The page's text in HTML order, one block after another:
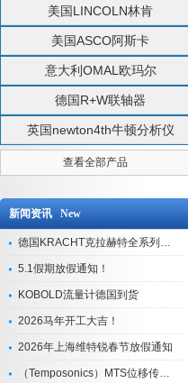
美国LINCOLN林肯
美国ASCO阿斯卡
意大利OMAL欧玛尔
德国R+W联轴器
英国newton4th牛顿分析仪
查看全部产品
新闻资讯 New
德国KRACHT克拉赫特全系列现货库存
5.1假期放假通知！
KOBOLD流量计德国到货
2026马年开工大吉！
2026年上海维特锐春节放假通知
（Temposonics）MTS位移传感器现货库存型号